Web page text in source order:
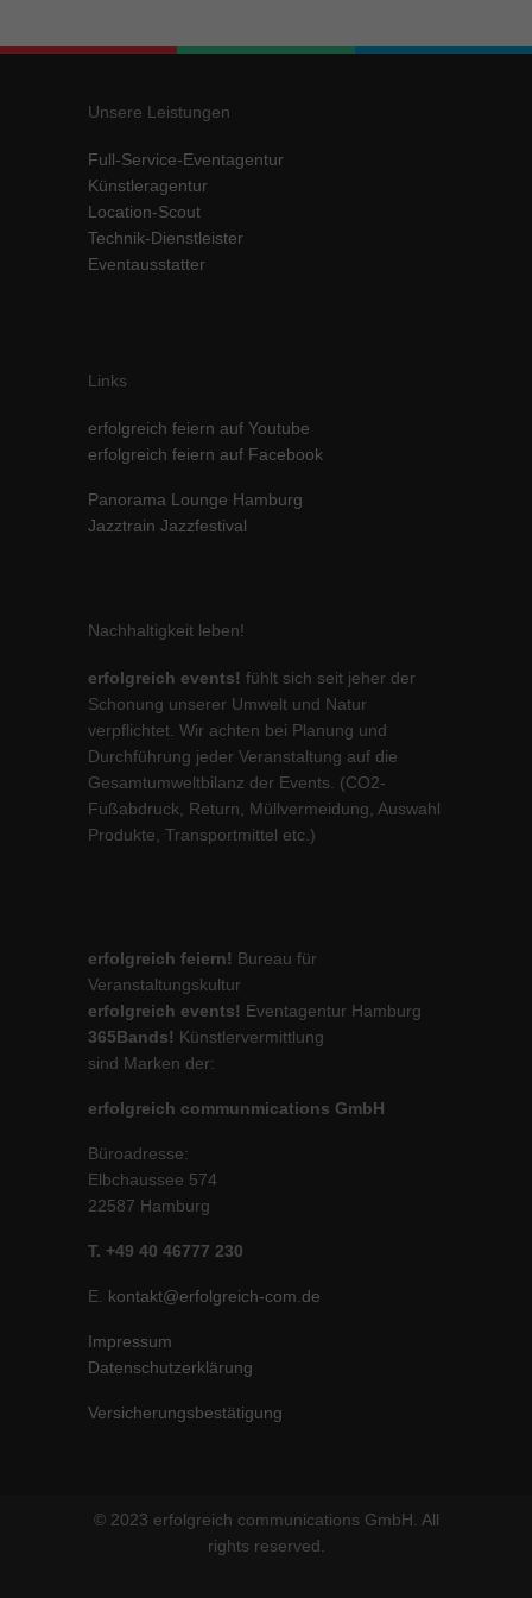
Unsere Leistungen
Full-Service-Eventagentur
Künstleragentur
Location-Scout
Technik-Dienstleister
Eventausstatter
Links
erfolgreich feiern auf Youtube
erfolgreich feiern auf Facebook
Panorama Lounge Hamburg
Jazztrain Jazzfestival
Nachhaltigkeit leben!
erfolgreich events! fühlt sich seit jeher der
Schonung unserer Umwelt und Natur
verpflichtet. Wir achten bei Planung und
Durchführung jeder Veranstaltung auf die
Gesamtumweltbilanz der Events. (CO2-
Fußabdruck, Return, Müllvermeidung, Auswahl
Produkte, Transportmittel etc.)
erfolgreich feiern! Bureau für
Veranstaltungskultur
erfolgreich events! Eventagentur Hamburg
365Bands! Künstlervermittlung
sind Marken der:
erfolgreich communmications GmbH
Büroadresse:
Elbchaussee 574
22587 Hamburg
T. +49 40 46777 230
E. kontakt@erfolgreich-com.de
Impressum
Datenschutzerklärung
Versicherungsbestätigung
© 2023 erfolgreich communications GmbH. All
rights reserved.
standardmäßig blockiert. Wenn Cookies von externen Medien akzeptiert
Cookie-Informationen anzeigen
powered by Borlabs Cookie